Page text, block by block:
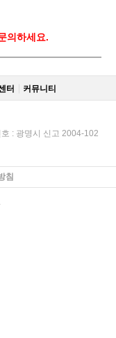
의하세요.
터 커뮤니티
: 광명시 신고 2004-102
침